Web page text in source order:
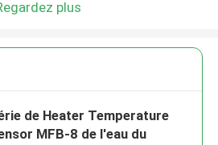
plus
de Heater Temperature
MFB-8 de l'eau du